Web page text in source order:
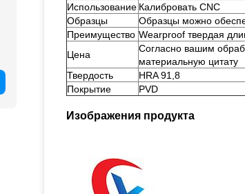
Использование Калибровать CNC
Образцы
Образцы можно
Преимущество Wearproof твердая
Цена
Согласно вашим
материальную цитату
Твердость
HRA 91,8
Покрытие
PVD
Изображения продукта